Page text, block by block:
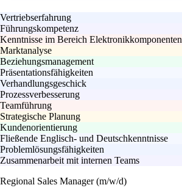
Vertriebserfahrung
Führungskompetenz
Kenntnisse im Bereich Elektronikkomponenten
Marktanalyse
Beziehungsmanagement
Präsentationsfähigkeiten
Verhandlungsgeschick
Prozessverbesserung
Teamführung
Strategische Planung
Kundenorientierung
Fließende Englisch- und Deutschkenntnisse
Problemlösungsfähigkeiten
Zusammenarbeit mit internen Teams
Regional Sales Manager (m/w/d)